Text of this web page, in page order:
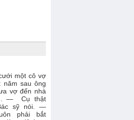
một cô vợ
năm sau ông
vợ đến nhà
— Cụ thật
sỹ nói. —
phải bắt